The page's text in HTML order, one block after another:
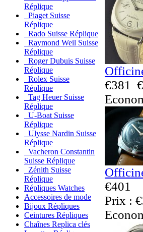
Réplique
Piaget Suisse
Réplique
Rado Suisse Réplique
Raymond Weil Suisse
Réplique
Roger Dubuis Suisse
Réplique
Rolex Suisse
Réplique
Tag Heuer Suisse
Réplique
U-Boat Suisse
Réplique
Ulysse Nardin Suisse
Réplique
Vacheron Constantin
Suisse Réplique
Zénith Suisse
Réplique
Répliques Watches
Accessoires de mode
Bijoux Répliques
Ceintures Répliques
Chaînes Replica clés
€381
€401
Prix :